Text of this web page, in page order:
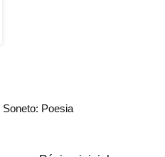
Soneto: Poesia